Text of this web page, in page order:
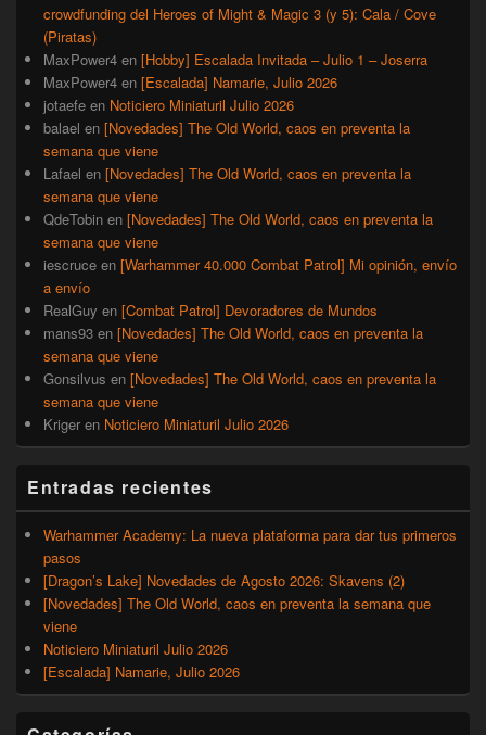
crowdfunding del Heroes of Might & Magic 3 (y 5): Cala / Cove
(Piratas)
MaxPower4 en [Hobby] Escalada Invitada – Julio 1 – Joserra
MaxPower4 en [Escalada] Namarie, Julio 2026
jotaefe en Noticiero Miniaturil Julio 2026
balael en [Novedades] The Old World, caos en preventa la
semana que viene
Lafael en [Novedades] The Old World, caos en preventa la
semana que viene
QdeTobin en [Novedades] The Old World, caos en preventa la
semana que viene
iescruce en [Warhammer 40.000 Combat Patrol] Mi opinión, envío
a envío
RealGuy en [Combat Patrol] Devoradores de Mundos
mans93 en [Novedades] The Old World, caos en preventa la
semana que viene
Gonsilvus en [Novedades] The Old World, caos en preventa la
semana que viene
Kriger en Noticiero Miniaturil Julio 2026
Entradas recientes
Warhammer Academy: La nueva plataforma para dar tus primeros
pasos
[Dragon’s Lake] Novedades de Agosto 2026: Skavens (2)
[Novedades] The Old World, caos en preventa la semana que
viene
Noticiero Miniaturil Julio 2026
[Escalada] Namarie, Julio 2026